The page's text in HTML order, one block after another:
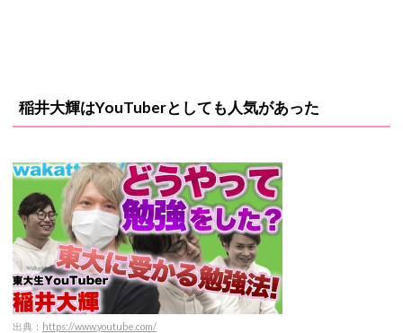
稲井大輝はYouTuberとしても人気があった
出典： https://www.youtube.com/